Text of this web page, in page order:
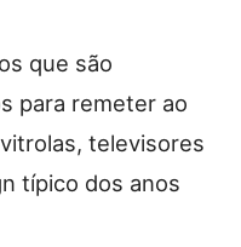
que são
para remeter ao
televisores
típico dos anos